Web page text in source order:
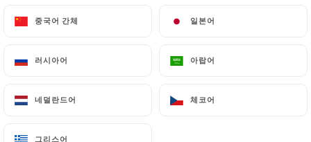
중국어 간체 일본어
러시아어 아랍어
네덜란드어 체코어
그리스어
중국어 간체 일본어
러시아어 아랍어
네덜란드어 체코어
그리스어